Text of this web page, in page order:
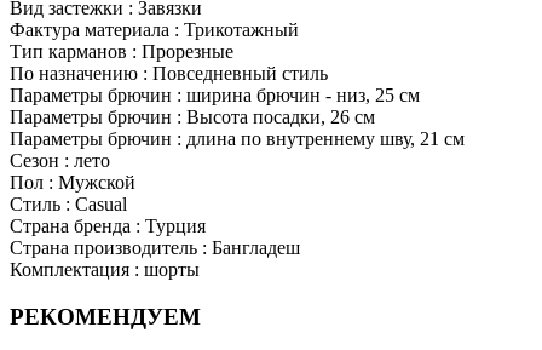
Вид застежки : Завязки
Фактура материала : Трикотажный
Тип карманов : Прорезные
По назначению : Повседневный стиль
Параметры брючин : ширина брючин - низ, 25 см
Параметры брючин : Высота посадки, 26 см
Параметры брючин : длина по внутреннему шву, 21 см
Сезон : лето
Пол : Мужской
Стиль : Casual
Страна бренда : Турция
Страна производитель : Бангладеш
Комплектация : шорты
РЕКОМЕНДУЕМ